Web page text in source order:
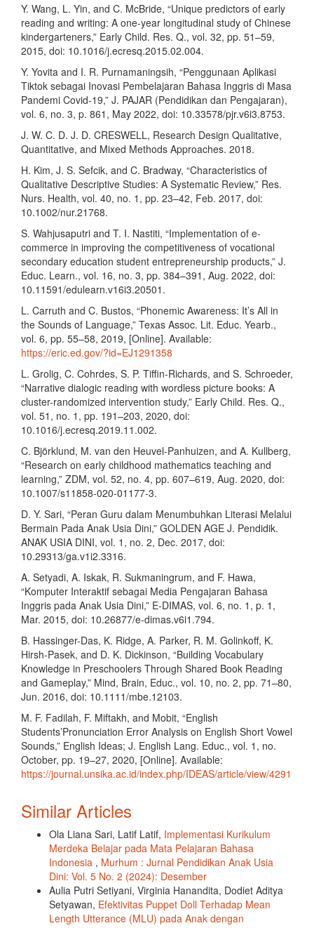
Y. Wang, L. Yin, and C. McBride, “Unique predictors of early
reading and writing: A one-year longitudinal study of Chinese
kindergarteners,” Early Child. Res. Q., vol. 32, pp. 51–59,
2015, doi: 10.1016/j.ecresq.2015.02.004.
Y. Yovita and I. R. Purnamaningsih, “Penggunaan Aplikasi
Tiktok sebagai Inovasi Pembelajaran Bahasa Inggris di Masa
Pandemi Covid-19,” J. PAJAR (Pendidikan dan Pengajaran),
vol. 6, no. 3, p. 861, May 2022, doi: 10.33578/pjr.v6i3.8753.
J. W. C. D. J. D. CRESWELL, Research Design Qualitative,
Quantitative, and Mixed Methods Approaches. 2018.
H. Kim, J. S. Sefcik, and C. Bradway, “Characteristics of
Qualitative Descriptive Studies: A Systematic Review,” Res.
Nurs. Health, vol. 40, no. 1, pp. 23–42, Feb. 2017, doi:
10.1002/nur.21768.
S. Wahjusaputri and T. I. Nastiti, “Implementation of e-
commerce in improving the competitiveness of vocational
secondary education student entrepreneurship products,” J.
Educ. Learn., vol. 16, no. 3, pp. 384–391, Aug. 2022, doi:
10.11591/edulearn.v16i3.20501.
L. Carruth and C. Bustos, “Phonemic Awareness: It’s All in
the Sounds of Language,” Texas Assoc. Lit. Educ. Yearb.,
vol. 6, pp. 55–58, 2019, [Online]. Available:
https://eric.ed.gov/?id=EJ1291358
L. Grolig, C. Cohrdes, S. P. Tiffin-Richards, and S. Schroeder,
“Narrative dialogic reading with wordless picture books: A
cluster-randomized intervention study,” Early Child. Res. Q.,
vol. 51, no. 1, pp. 191–203, 2020, doi:
10.1016/j.ecresq.2019.11.002.
C. Björklund, M. van den Heuvel-Panhuizen, and A. Kullberg,
“Research on early childhood mathematics teaching and
learning,” ZDM, vol. 52, no. 4, pp. 607–619, Aug. 2020, doi:
10.1007/s11858-020-01177-3.
D. Y. Sari, “Peran Guru dalam Menumbuhkan Literasi Melalui
Bermain Pada Anak Usia Dini,” GOLDEN AGE J. Pendidik.
ANAK USIA DINI, vol. 1, no. 2, Dec. 2017, doi:
10.29313/ga.v1i2.3316.
A. Setyadi, A. Iskak, R. Sukmaningrum, and F. Hawa,
“Komputer Interaktif sebagai Media Pengajaran Bahasa
Inggris pada Anak Usia Dini,” E-DIMAS, vol. 6, no. 1, p. 1,
Mar. 2015, doi: 10.26877/e-dimas.v6i1.794.
B. Hassinger-Das, K. Ridge, A. Parker, R. M. Golinkoff, K.
Hirsh-Pasek, and D. K. Dickinson, “Building Vocabulary
Knowledge in Preschoolers Through Shared Book Reading
and Gameplay,” Mind, Brain, Educ., vol. 10, no. 2, pp. 71–80,
Jun. 2016, doi: 10.1111/mbe.12103.
M. F. Fadilah, F. Miftakh, and Mobit, “English
Students’Pronunciation Error Analysis on English Short Vowel
Sounds,” English Ideas; J. English Lang. Educ., vol. 1, no.
October, pp. 19–27, 2020, [Online]. Available:
https://journal.unsika.ac.id/index.php/IDEAS/article/view/4291
Similar Articles
Ola Liana Sari, Latif Latif, Implementasi Kurikulum
Merdeka Belajar pada Mata Pelajaran Bahasa
Indonesia , Murhum : Jurnal Pendidikan Anak Usia
Dini: Vol. 5 No. 2 (2024): Desember
Aulia Putri Setiyani, Virginia Hanandita, Dodiet Aditya
Setyawan, Efektivitas Puppet Doll Terhadap Mean
Length Utterance (MLU) pada Anak dengan